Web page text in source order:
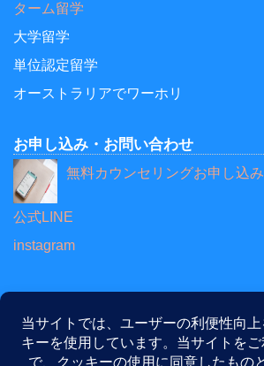
ターム留学
大学留学
単位認定留学
オーストラリアでワーホリ
お申し込み・お問い合わせ
無料カウンセリングお申し込み
公式LINE
instagram